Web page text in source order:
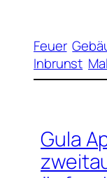
Feuer
Inbrunst
Gula